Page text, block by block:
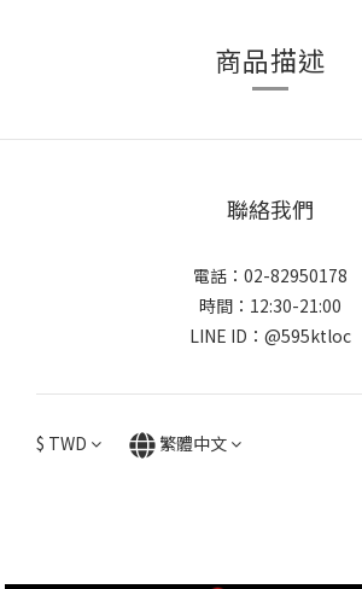
商品描述
聯絡我們
電話：02-82950178
時間：12:30-21:00
LINE ID：@595ktloc
$ TWD 繁體中文